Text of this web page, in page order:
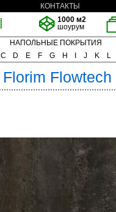
КОНТАКТЫ
1000 м2
шоурум
НАПОЛЬНЫЕ ПОКРЫТИЯ
C D E F G H J K L
Florim Flowtech